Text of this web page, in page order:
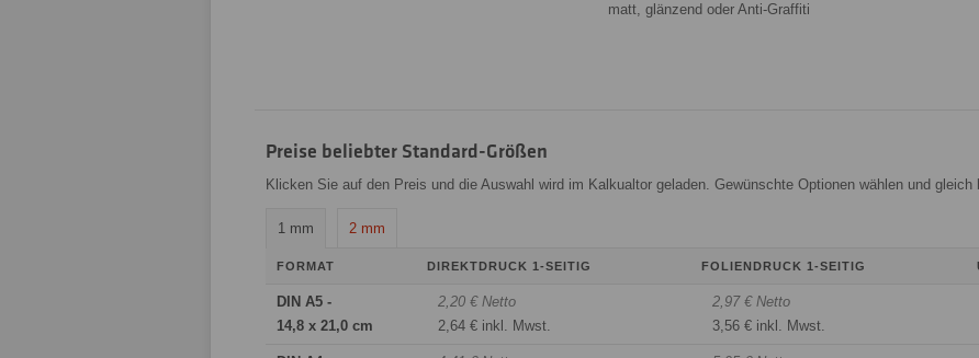
matt, glänzend oder Anti-Graffiti
Preise beliebter Standard-Größen
Klicken Sie auf den Preis und die Auswahl wird im Kalkualtor geladen. Gewünschte Optionen wählen und gleich
1 mm 2 mm
FORMAT DIREKTDRUCK 1-SEITIG FOLIENDRUCK 1-SEITIG
DIN A5 -
14,8 x 21,0 cm
2,20 € Netto
2,64 € inkl. Mwst.
2,97 € Netto
3,56 € inkl. Mwst.